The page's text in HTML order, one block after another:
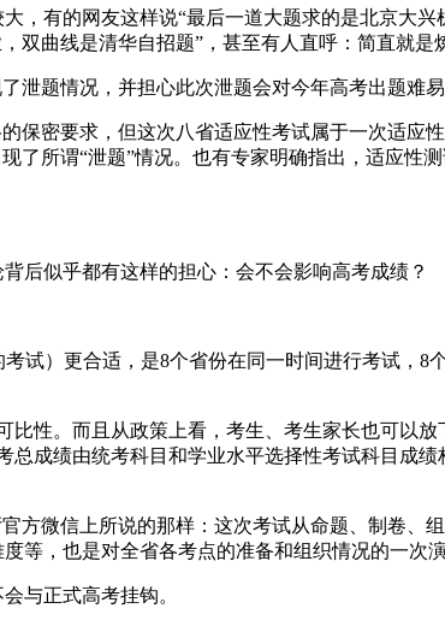
有的网友这样说“最后一道大题求的是北京大兴
双曲线是清华自招题”，甚至有人直呼：简直就是
题情况，并担心此次泄题会对今年高考出题难易
密要求，但这次八省适应性考试属于一次适应
所谓“泄题”情况。也有专家明确指出，适应性
似乎都有这样的担心：会不会影响高考成绩？
）更合适，是8个省份在同一时间进行考试，8
。而且从政策上看，考生、考生家长也可以放
成绩由统考科目和学业水平选择性考试科目成
微信上所说的那样：这次考试从命题、制卷、
等，也是对全省各考点的准备和组织情况的一次演
与正式高考挂钩。